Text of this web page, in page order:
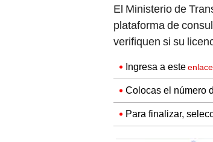
El Ministerio de
plataforma de
verifiquen si su
Ingresa a esteenlace
Colocas el número
Para finalizar,